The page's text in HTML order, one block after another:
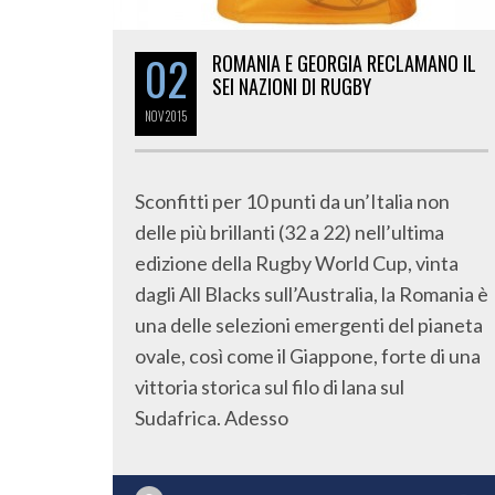
02
NOV2015
ROMANIA E GEORGIA RECLAMANO IL
SEI NAZIONI DI RUGBY
Sconfitti per 10 punti da un’Italia non
delle più brillanti (32 a 22) nell’ultima
edizione della Rugby World Cup, vinta
dagli All Blacks sull’Australia, la Romania è
una delle selezioni emergenti del pianeta
ovale, così come il Giappone, forte di una
vittoria storica sul filo di lana sul
Sudafrica. Adesso